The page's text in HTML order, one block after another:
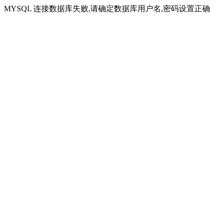
MYSQL 连接数据库失败,请确定数据库用户名,密码设置正确